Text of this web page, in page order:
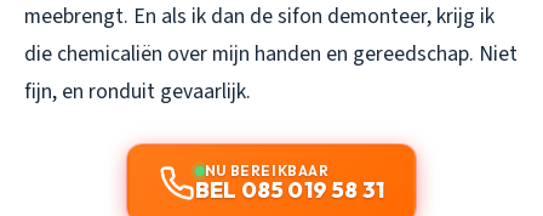
meebrengt. En als ik dan de sifon demonteer, krijg ik
die chemicaliën over mijn handen en gereedschap. Niet
fijn, en ronduit gevaarlijk.
NU BEREIKBAAR
BEL 085 019 58 31